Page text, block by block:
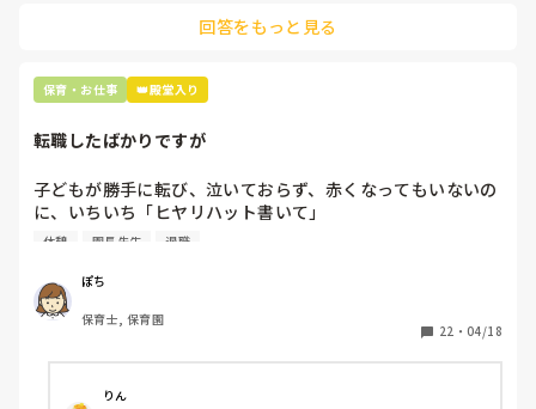
て貰い、主任に報告してます。
回答をもっと見る
保育・お仕事 👑殿堂入り
転職したばかりですが
子どもが勝手に転び、泣いておらず、赤くなってもいないの
に、いちいち「ヒヤリハット書いて」
と書かされ
（そう言う本人は書かない）
しかも、上司に↑この内容でも
ちゃんと考えて対策を練って書き込むようにと。
呼ばれて一緒に対策を考えさせられること多数
休憩 園長先生 退職
ぽち
保育士, 保育園
22 ・ 04/18
りん